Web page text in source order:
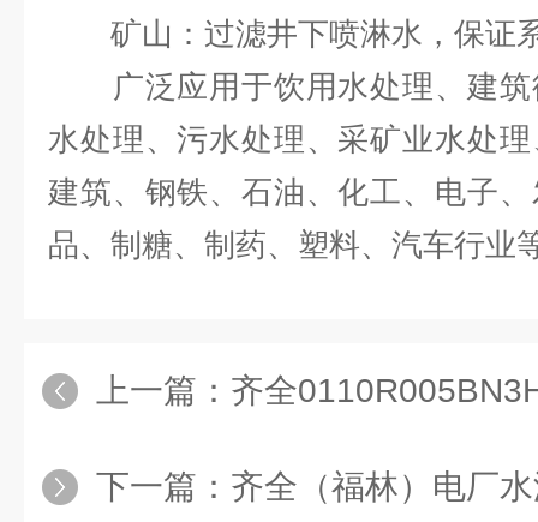
矿山：过滤井下喷淋水，保证
广泛应用于饮用水处理、建筑
水处理、污水处理、采矿业水处
建筑、钢铁、石油、化工、电子
品、制糖、制药、塑料、汽车行业
上一篇： 齐全
下一篇： 齐全（福林）电厂